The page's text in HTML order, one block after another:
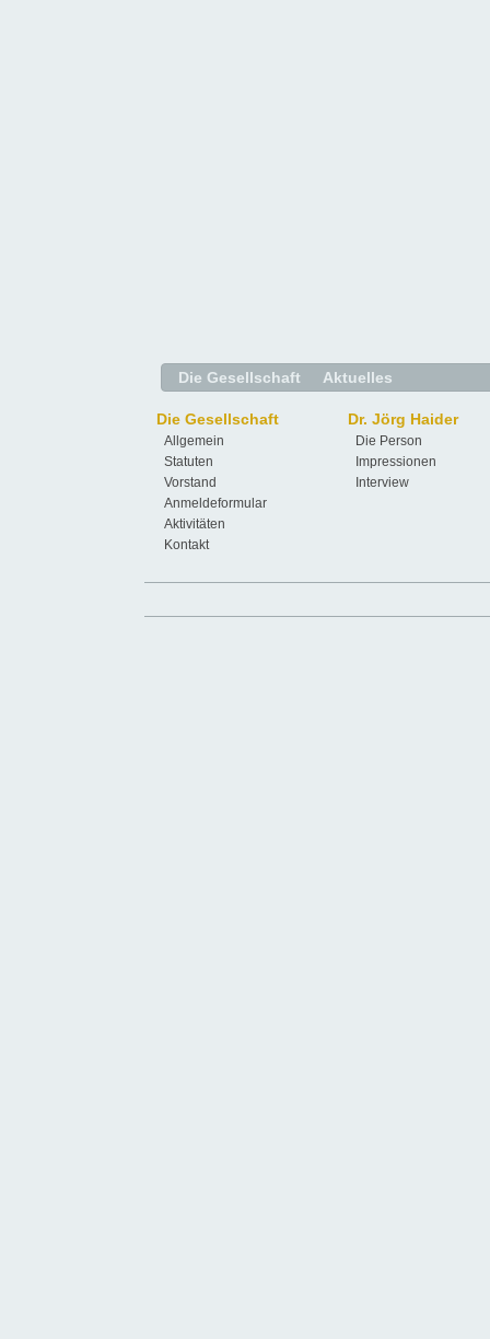
Die Gesellschaft Aktuelles
Die Gesellschaft
Allgemein
Statuten
Vorstand
Anmeldeformular
Aktivitäten
Kontakt
Dr. Jörg Haider
Die Person
Impressionen
Interview